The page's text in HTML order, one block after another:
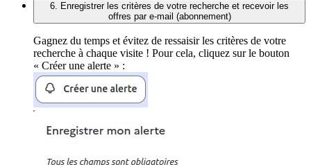
6. Enregistrer les critères de votre recherche et recevoir les
offres par e-mail (abonnement)
Gagnez du temps et évitez de ressaisir les critères de votre
recherche à chaque visite ! Pour cela, cliquez sur le bouton
« Créer une alerte » :